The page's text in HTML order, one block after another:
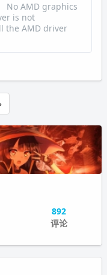
No AMD graphics
is not
the AMD driver
892
评论